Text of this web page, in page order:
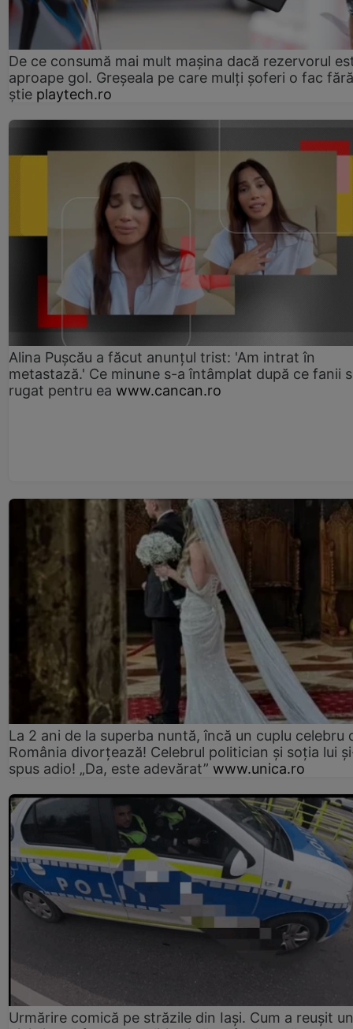
De ce consumă mai mult mașina dacă rezervorul
aproape gol. Greșeala pe care mulți șoferi o fac
știe playtech.ro
Alina Pușcău a făcut anunțul trist: 'Am intrat în
metastază.' Ce minune s-a întâmplat după ce fanii
rugat pentru ea www.cancan.ro
La 2 ani de la superba nuntă, încă un cuplu celebru
România divorțează! Celebrul politician și soția lui
spus adio! „Da, este adevărat” www.unica.ro
Urmărire comică pe străzile din Iași. Cum a reușit un